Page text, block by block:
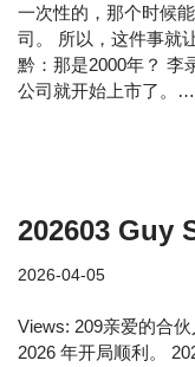
一次性的，那个时候
司。 所以，这件事就
黔：那是2000年？ 李
公司就开始上市了。…
202603 Guy
2026-04-05
Views: 209亲爱的合
2026 年开局顺利。